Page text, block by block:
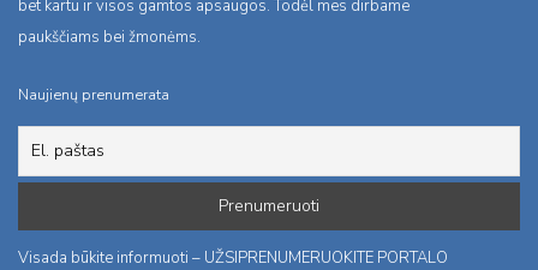
bet kartu ir visos gamtos apsaugos. Todėl mes dirbame
paukščiams bei žmonėms.
Naujienų prenumerata
Visada būkite informuoti – UŽSIPRENUMERUOKITE PORTALO